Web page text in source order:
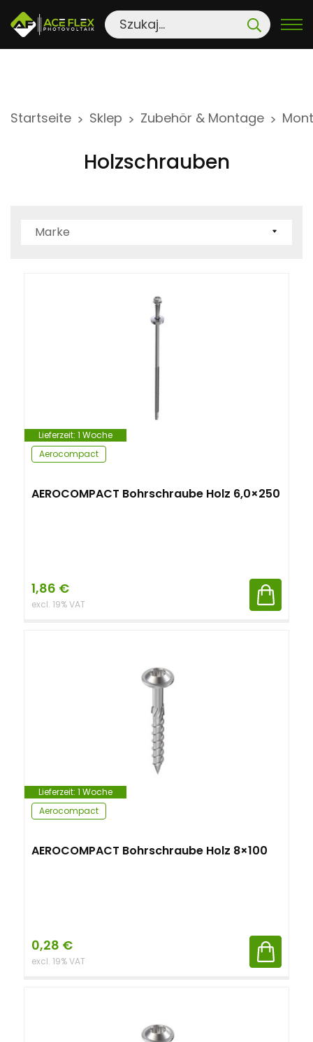
Startseite > Sklep > Zubehör & Montage >
Holzschrauben
Marke
Lieferzeit: 1 Woche
Aerocompact
AEROCOMPACT Bohrschraube Holz 6,0×250
1,86 €
excl. 19% VAT
Lieferzeit: 1 Woche
Aerocompact
AEROCOMPACT Bohrschraube Holz 8×100
0,28 €
excl. 19% VAT